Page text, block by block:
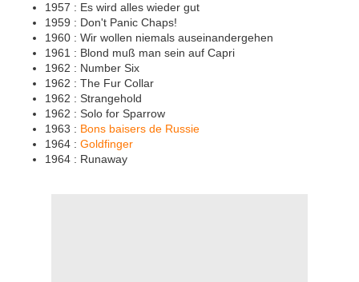
1957 : Es wird alles wieder gut
1959 : Don't Panic Chaps!
1960 : Wir wollen niemals auseinandergehen
1961 : Blond muß man sein auf Capri
1962 : Number Six
1962 : The Fur Collar
1962 : Strangehold
1962 : Solo for Sparrow
1963 : Bons baisers de Russie
1964 : Goldfinger
1964 : Runaway